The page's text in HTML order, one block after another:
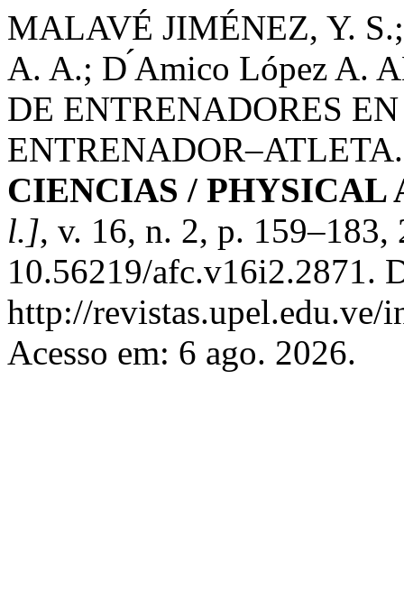
MALAVÉ JIMÉNEZ, Y.
A. A.; D ́Amico López A.
DE ENTRENADORES
CIENCIAS / PHYSICAL
l.], v. 16, n. 2, p.
10.56219/afc.v16i2.2871.
http://
Acesso em: 6 ago. 2026.